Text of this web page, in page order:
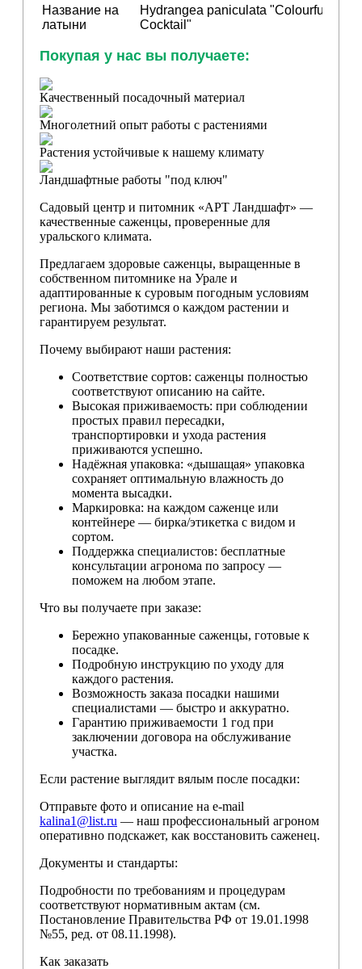
Название на
латыни
Hydrangea paniculata "Colourful
Cocktail"
Покупая у нас вы получаете:
Качественный посадочный материал
Многолетний опыт работы с растениями
Растения устойчивые к нашему климату
Ландшафтные работы "под ключ"
Садовый центр и питомник «АРТ Ландшафт» —
качественные саженцы, проверенные для
уральского климата.
Предлагаем здоровые саженцы, выращенные в
собственном питомнике на Урале и
адаптированные к суровым погодным условиям
региона. Мы заботимся о каждом растении и
гарантируем результат.
Почему выбирают наши растения:
Соответствие сортов: саженцы полностью
соответствуют описанию на сайте.
Высокая приживаемость: при соблюдении
простых правил пересадки,
транспортировки и ухода растения
приживаются успешно.
Надёжная упаковка: «дышащая» упаковка
сохраняет оптимальную влажность до
момента высадки.
Маркировка: на каждом саженце или
контейнере — бирка/этикетка с видом и
сортом.
Поддержка специалистов: бесплатные
консультации агронома по запросу —
поможем на любом этапе.
Что вы получаете при заказе:
Бережно упакованные саженцы, готовые к
посадке.
Подробную инструкцию по уходу для
каждого растения.
Возможность заказа посадки нашими
специалистами — быстро и аккуратно.
Гарантию приживаемости 1 год при
заключении договора на обслуживание
участка.
Если растение выглядит вялым после посадки:
Отправьте фото и описание на e-mail
kalina1@list.ru — наш профессиональный агроном
оперативно подскажет, как восстановить саженец.
Документы и стандарты:
Подробности по требованиям и процедурам
соответствуют нормативным актам (см.
Постановление Правительства РФ от 19.01.1998
№55, ред. от 08.11.1998).
Как заказать